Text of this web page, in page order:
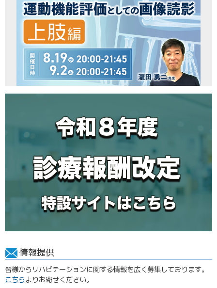
情報提供
皆様からリハビテーションに関する情報を広く募集しております。
こちらよりお寄せください。